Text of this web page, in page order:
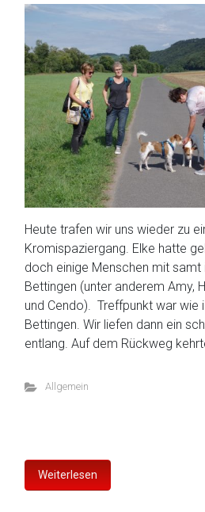
Heute trafen wir uns wieder zu
Kromispaziergang. Elke hatte
doch einige Menschen mit samt
Bettingen (unter anderem Amy,
und Cendo). Treffpunkt war wie
Bettingen. Wir liefen dann ein
entlang. Auf dem Rückweg
Allgemein
Weiterlesen